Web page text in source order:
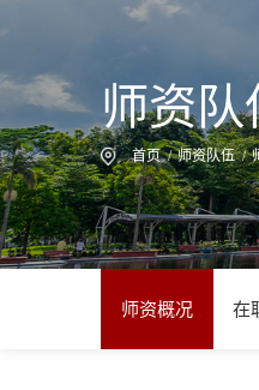
师资队
首页 / 师资队伍 /
师资概况 在